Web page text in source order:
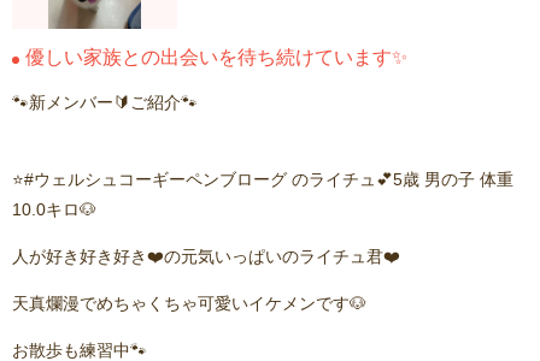
優しい家族との出会いを待ち続けています✨
🐾新メンバー🔰ご紹介🐾
⭐️#ウェルシュコーギーペンブローグ のライチュ💕5歳 男の子 体重
10.0キロ🐶
人が好き好き好き❤️の元気いっぱいのライチュ君❤️
天真爛漫でめちゃくちゃ可愛いイケメンです🐶
お散歩も練習中🐾